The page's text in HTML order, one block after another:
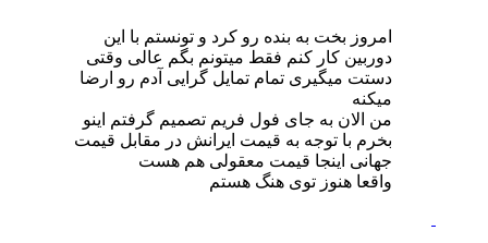
امروز بخت به بنده رو کرد و تونستم با این
دوربین کار کنم فقط میتونم بگم عالی وقتی
دستت میگیری تمام تمایل گرایی آدم رو ارضا
میکنه
من الان به جای فول فریم تصمیم گرفتم اینو
بخرم با توجه به قیمت ایرانش در مقابل قیمت
جهانی اینجا قیمت معقولی هم هست
واقعا هنوز توی هنگ هستم